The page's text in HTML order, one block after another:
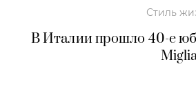
Стиль
В Италии прошло 40-е